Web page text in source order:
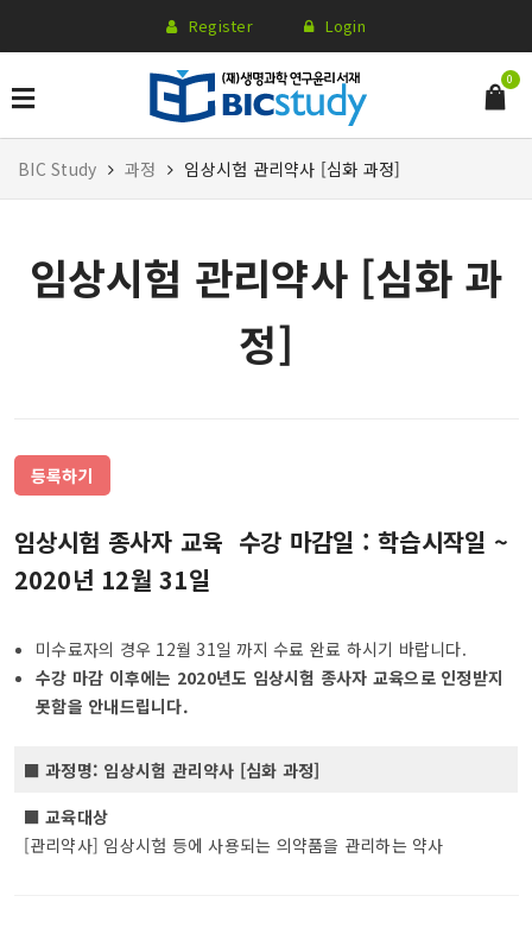
Register Login
0
BIC Study 과정 임상시험 관리약사 [심화 과정]
임상시험 관리약사 [심화 과
정]
등록하기
임상시험 종사자 교육 수강 마감일 : 학습시작일 ~
2020년 12월 31일
미수료자의 경우 12월 31일 까지 수료 완료 하시기 바랍니다.
수강 마감 이후에는 2020년도 임상시험 종사자 교육으로 인정받지
못함을 안내드립니다.
■ 과정명: 임상시험 관리약사 [심화 과정]
■ 교육대상
[관리약사] 임상시험 등에 사용되는 의약품을 관리하는 약사